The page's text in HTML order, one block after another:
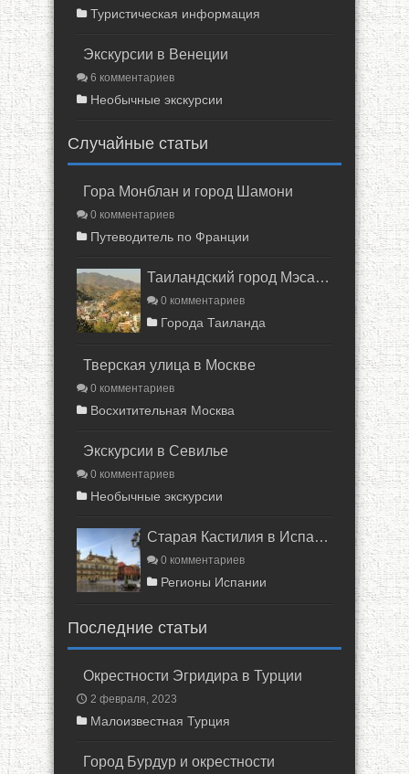
Туристическая информация
Экскурсии в Венеции
6 комментариев
Необычные экскурсии
Случайные статьи
Гора Монблан и город Шамони
0 комментариев
Путеводитель по Франции
Таиландский город Мэсалонг
0 комментариев
Города Таиланда
Тверская улица в Москве
0 комментариев
Восхитительная Москва
Экскурсии в Севилье
0 комментариев
Необычные экскурсии
Старая Кастилия в Испании
0 комментариев
Регионы Испании
Последние статьи
Окрестности Эгридира в Турции
2 февраля, 2023
Малоизвестная Турция
Город Бурдур и окрестности